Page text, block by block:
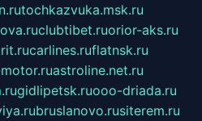
tochkazvuka.msk.ru
clubtibet.ruorior-aks.ru
carlines.ruflatnsk.ru
astroline.net.ru
gidlipetsk.ruooo-driada.ru
bruslanovo.rusiterem.ru